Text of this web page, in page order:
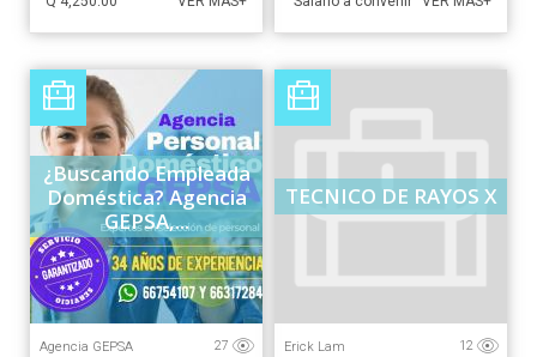
¿Buscando Empleada
Doméstica? Agencia
GEPSA,...
Agencia GEPSA 27
TECNICO DE RAYOS X
Erick Lam 12